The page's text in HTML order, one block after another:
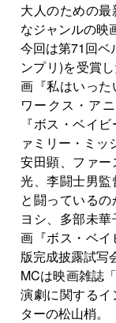
大人のための
なジャンルの映
今回は第71回ベ
ンプリ)を受賞
画『私はいっ
ワークス・ア
『ボス・ベイ
ァミリー・ミッ
安田顕、ファ
光、李闘士男
と闘っている
ヨシ、多部未
画『ボス・ベ
版完成披露試写
MCは映画雑誌
演劇に関する
ターの松山梢。